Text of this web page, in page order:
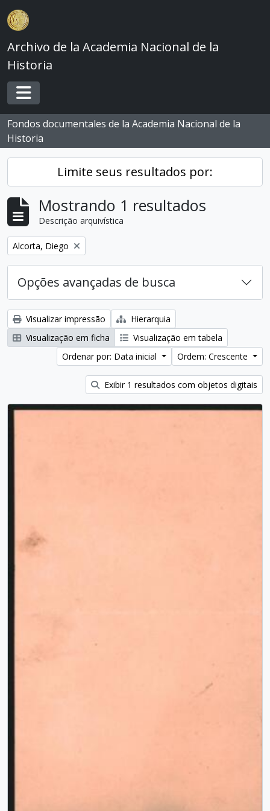
Skip to main content
Archivo de la Academia Nacional de la
Historia
Toggle navigation
Fondos documentales de la Academia Nacional de la
Historia
Limite seus resultados por:
Mostrando 1 resultados
Descrição arquivística
Remover filtro:
Alcorta, Diego
Opções avançadas de busca
Visualizar impressão
Hierarquia
Visualização em ficha
Visualização em tabela
Ordenar por: Data inicial
Ordem: Crescente
Exibir 1 resultados com objetos digitais